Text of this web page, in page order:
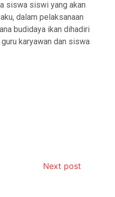
siswa siswi yang akan
dalam pelaksanaan
budidaya ikan dihadiri
karyawan dan siswa
Next post